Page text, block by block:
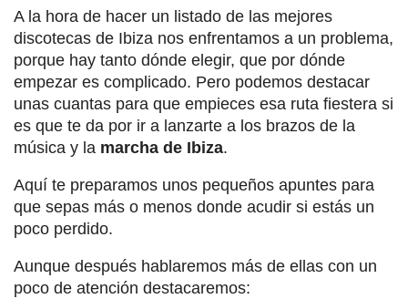
A la hora de hacer un listado de las mejores
discotecas de Ibiza nos enfrentamos a un problema,
porque hay tanto dónde elegir, que por dónde
empezar es complicado. Pero podemos destacar
unas cuantas para que empieces esa ruta fiestera si
es que te da por ir a lanzarte a los brazos de la
música y la marcha de Ibiza.
Aquí te preparamos unos pequeños apuntes para
que sepas más o menos donde acudir si estás un
poco perdido.
Aunque después hablaremos más de ellas con un
poco de atención destacaremos: